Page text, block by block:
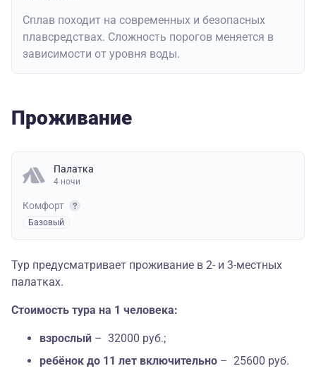
Сплав походит на современных и безопасных
плавсредствах. Сложность порогов меняется в
зависимости от уровня воды.
Проживание
Палатка
4 ночи
Комфорт
Базовый
Тур предусматривает проживание в 2- и 3-местных
палатках.
Стоимость тура на 1 человека:
взрослый – 32000 руб.;
ребёнок до 11 лет включительно – 25600 руб.